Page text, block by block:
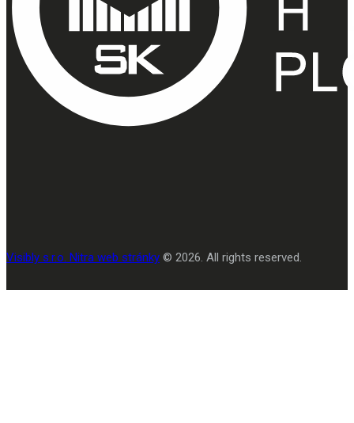
Visibly s.r.o. Nitra web stránky © 2026. All rights reserved.